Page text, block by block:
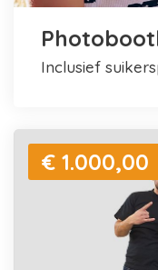
inclusief
€ 1.000,00